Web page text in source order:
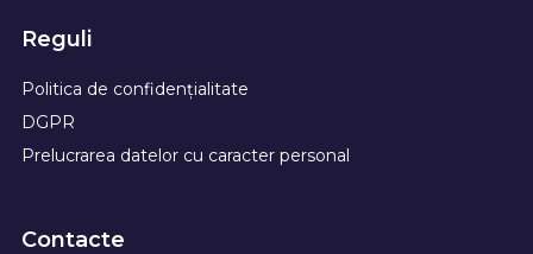
Reguli
Politica de confidențialitate
DGPR
Prelucrarea datelor cu caracter personal
Contacte